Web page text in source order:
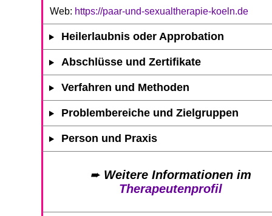
Web: https://paar-und-sexualtherapie-koeln.de
Heilerlaubnis oder Approbation
Abschlüsse und Zertifikate
Verfahren und Methoden
Problembereiche und Zielgruppen
Person und Praxis
➨ Weitere Informationen im
Therapeutenprofil